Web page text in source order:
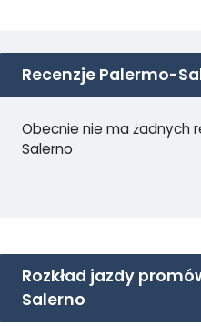
Recenzje Palermo-
Obecnie nie ma żadnych
Salerno
Rozkład jazdy
Salerno